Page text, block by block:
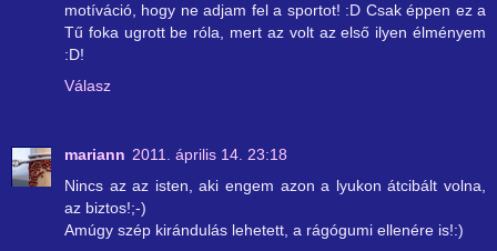
motíváció, hogy ne adjam fel a sportot! :D Csak éppen ez a
Tű foka ugrott be róla, mert az volt az első ilyen élményem
:D!
Válasz
mariann 2011. április 14. 23:18
Nincs az az isten, aki engem azon a lyukon átcibált volna,
az biztos!;-)
Amúgy szép kirándulás lehetett, a rágógumi ellenére is!:)